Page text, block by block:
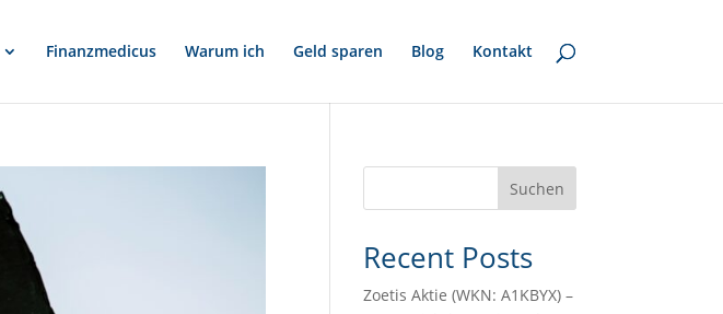
Finanzmedicus Warum ich Geld sparen Blog Kontakt
Suchen
Recent Posts
Zoetis Aktie (WKN: A1KBYX) –